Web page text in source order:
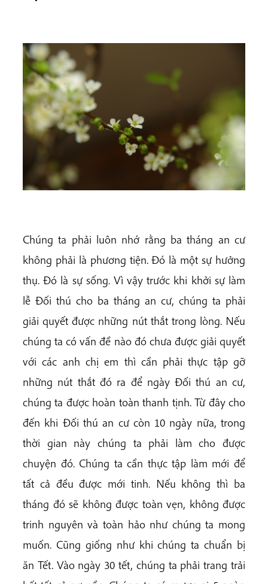
Chúng ta phải luôn nhớ rằng ba tháng an cư
không phải là phương tiện. Đó là một sự hưởng
thụ. Đó là sự sống. Vì vậy trước khi khởi sự làm
lễ Đối thú cho ba tháng an cư, chúng ta phải
giải quyết được những nút thắt trong lòng. Nếu
chúng ta có vấn đề nào đó chưa được giải quyết
với các anh chị em thì cần phải thực tập gỡ
những nút thắt đó ra để ngày Đối thú an cư,
chúng ta được hoàn toàn thanh tịnh. Từ đây cho
đến khi Đối thú an cư còn 10 ngày nữa, trong
thời gian này chúng ta phải làm cho được
chuyện đó. Chúng ta cần thực tập làm mới để
tất cả đều được mới tinh. Nếu không thì ba
tháng đó sẽ không được toàn vẹn, không được
trinh nguyên và toàn hảo như chúng ta mong
muốn. Cũng giống như khi chúng ta chuẩn bị
ăn Tết. Vào ngày 30 tết, chúng ta phải trang trải